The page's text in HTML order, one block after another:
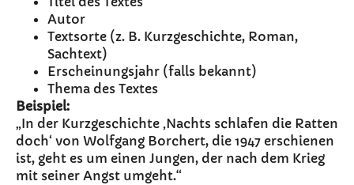
Autor
Textsorte (z. B. Kurzgeschichte, Roman,
Sachtext)
Erscheinungsjahr (falls bekannt)
Thema des Textes
Beispiel:
„In der Kurzgeschichte ‚Nachts schlafen die Ratten
doch‘ von Wolfgang Borchert, die 1947 erschienen
ist, geht es um einen Jungen, der nach dem Krieg
mit seiner Angst umgeht.“